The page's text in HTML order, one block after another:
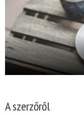
A szerzőről